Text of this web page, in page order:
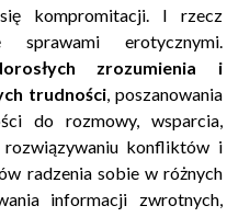
kompromitacji. I rzecz
erotycznymi.
zrozumienia i
trudności, poszanowania
do rozmowy, wsparcia,
konfliktów i
radzenia sobie w różnych
informacji zwrotnych,